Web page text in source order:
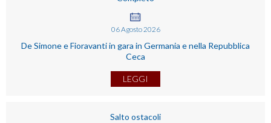
06Agosto2026
De Simone e Fioravanti in gara in Germania e nella Repubblica
Ceca
LEGGI
Salto ostacoli